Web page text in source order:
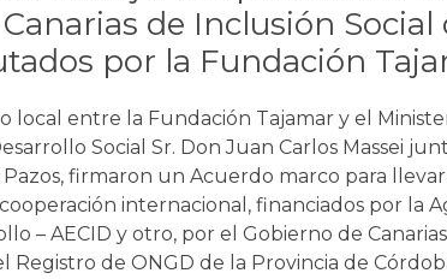
de Inclusión Social
por la Fundación
entre la Fundación Tajamar y el
Social Sr. Don Juan Carlos Massei
Pazos, firmaron un Acuerdo marco para
internacional, financiados por la
– AECID y otro, por el Gobierno de
de ONGD de la Provincia de